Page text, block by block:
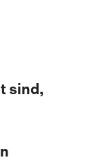
sind,